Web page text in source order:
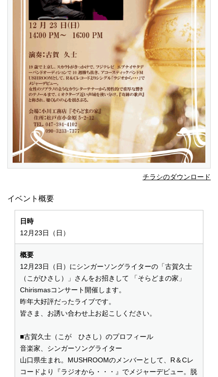
チラシのダウンロード
イベント概要
日時
12月23日（日）
概要
12月23日（日）にシンガーソングライターの「古賀久士
（こがひさし）」さんをお招きして 「そらどまの家」
Chirismasコンサート開催します。
昨年大好評だったライブです。
皆さま、お誘い合わせ上お起こしください。
■古賀久士（こが ひさし）のプロフィール
音楽家、シンガーソングライター
山口県生まれ。MUSHROOMのメンバーとして、R＆Cレ
コードより『ラジオから・・・』でメジャーデビュー。脱